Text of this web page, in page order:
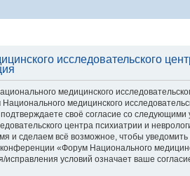
исследовательского
медицинского
медицинского
своё согласие со
центра психиатрии и
и сделаем всё возможное, чтобы
«Форум Национального
условий означает ваше